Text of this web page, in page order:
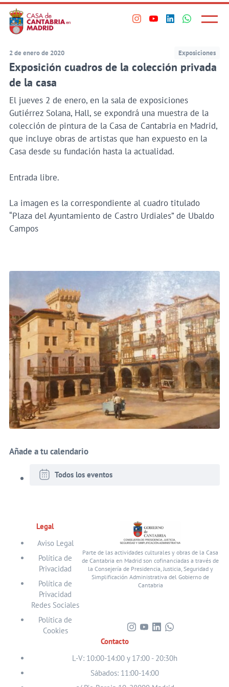
Saltar
al
contenido
principal
Visita
en
Visita
Youtube
Visita
perfil
en
Linkedin
Visita
perfil
en
Principal
Menú
2 de enero de 2020 Exposiciones
Exposición cuadros de la colección privada
de la casa
El jueves 2 de enero, en la sala de exposiciones
Gutiérrez Solana, Hall, se expondrá una muestra de la
colección de pintura de la Casa de Cantabria en Madrid,
que incluye obras de artistas que han expuesto en la
Casa desde su fundación hasta la actualidad.
Entrada libre.
La imagen es la correspondiente al cuadro titulado
“Plaza del Ayuntamiento de Castro Urdiales” de Ubaldo
Campos
Añade a tu calendario
Todos los eventos
Legal
Aviso Legal
Política de
Privacidad
Política de
Privacidad
Redes Sociales
Política de
Cookies
Parte de las actividades culturales y obras de la Casa
de Cantabria en Madrid son cofinanciadas a través de
la Consejería de Presidencia, Justicia, Seguridad y
Simplificación Administrativa del Gobierno de
Cantabria
Visita
perfil
en
Instagram
Visita
perfil
en
Youtube
Visita
perfil
en
Linkedin
Visita
perfil
WhatsApp
Contacto
L-V: 10:00-14:00 y 17:00 - 20:30h
Sábados: 11:00-14:00